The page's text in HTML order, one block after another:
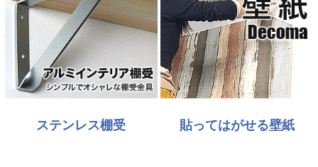
ステンレス棚受 貼ってはがせる壁紙